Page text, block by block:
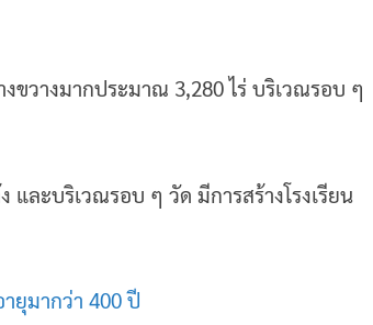
วางมากประมาณ 3,280 ไร่ บริเวณรอบ ๆ
ละบริเวณรอบ ๆ วัด มีการสร้างโรงเรียน
ยุมากว่า 400 ปี